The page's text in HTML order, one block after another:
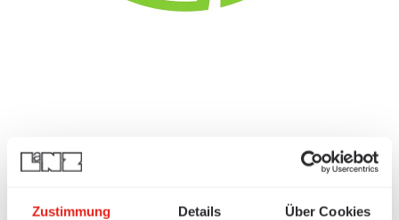
Zustimmung Details Über Cookies